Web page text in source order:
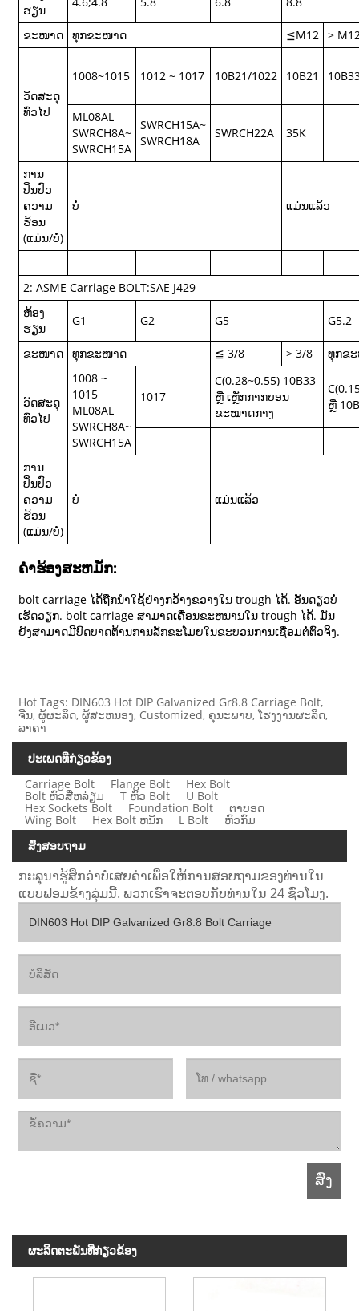
ຮຽນ
ຂະໜາດ ທຸກຂະໜາດ ≦M12 >
ວັດສະດຸ
ທົ່ວໄປ
1008~1015 1012 ~ 1017 10B21/1022 10B21
ML08AL
SWRCH8A~
SWRCH15A
SWRCH15A~
SWRCH18A
SWRCH22A 35K
ການ
ປິ່ນປົວ
ຄວາມ
ຮ້ອນ
(ແມ່ນ/ບໍ່)
ບໍ່ ແມ່ນແລ້ວ
2: ASME Carriage BOLT:SAE J429
ຫ້ອງ
ຮຽນ
G1 G2 G5 G5.2
ຂະໜາດ ທຸກຂະໜາດ ≦ 3/8 > 3/8 ທຸກຂ
ວັດສະດຸ
ທົ່ວໄປ
1008 ~
1015
ML08AL
SWRCH8A~
SWRCH15A
1017
C(0.28~0.55) 10B33
ຫຼື ເຫຼັກກາກບອນ
ຂະໜາດກາງ
ຫຼື
ການ
ປິ່ນປົວ
ຄວາມ
ຮ້ອນ
(ແມ່ນ/ບໍ່)
ບໍ່ ແມ່ນແລ້ວ
ຄໍາຮ້ອງສະຫມັກ:
bolt carriage ໄດ້ຖືກນໍາໃຊ້ຢ່າງກວ້າງຂວາງໃນ trough ໄດ້. ອັນດຽວບໍ່
ເຮັດວຽກ. bolt carriage ສາມາດເຄື່ອນຂະຫນານໃນ trough ໄດ້. ມັນ
ຍັງສາມາດມີບົດບາດຕ້ານການລັກຂະໂມຍໃນຂະບວນການເຊື່ອມຕໍ່ຕົວຈິງ.
Hot Tags: DIN603 Hot DIP Galvanized Gr8.8 Carriage Bolt,
ຈີນ, ຜູ້ຜະລິດ, ຜູ້ສະຫນອງ, Customized, ຄຸນະພາບ, ໂຮງງານຜະລິດ,
ລາຄາ
ປະເພດທີ່ກ່ຽວຂ້ອງ
Carriage Bolt
Flange Bolt Hex Bolt
Bolt ຫົວສີ່ຫລ່ຽມ T ຫົວ Bolt U Bolt
Hex Sockets Bolt Foundation Bolt ຕາບອດ
Wing Bolt Hex Bolt ຫນັກ L Bolt
ຫົວກົມ
ສົ່ງສອບຖາມ
ກະລຸນາຮູ້ສຶກວ່າບໍ່ເສຍຄ່າເພື່ອໃຫ້ການສອບຖາມຂອງທ່ານໃນ
ແບບຟອມຂ້າງລຸ່ມນີ້. ພວກເຮົາຈະຕອບກັບທ່ານໃນ 24 ຊົ່ວໂມງ.
ຜະ​ລິດ​ຕະ​ພັນ​ທີ່​ກ່ຽວ​ຂ້ອງ